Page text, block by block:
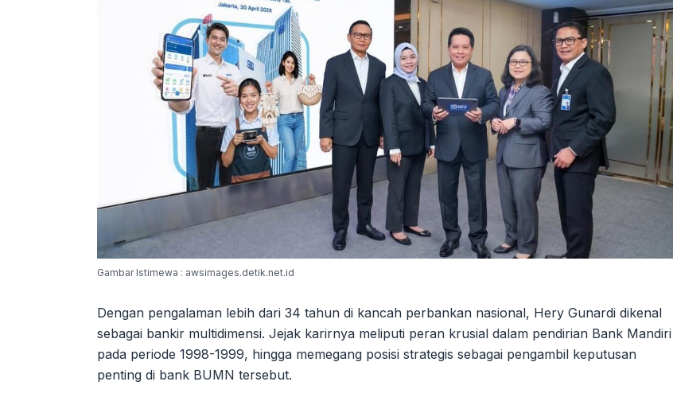
Gambar Istimewa : awsimages.detik.net.id
Dengan pengalaman lebih dari 34 tahun di kancah perbankan nasional, Hery Gunardi dikenal
sebagai bankir multidimensi. Jejak karirnya meliputi peran krusial dalam pendirian Bank Mandiri
pada periode 1998-1999, hingga memegang posisi strategis sebagai pengambil keputusan
penting di bank BUMN tersebut.